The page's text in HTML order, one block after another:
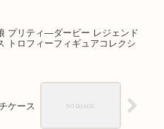
プリティ―ダービー レジェンド
トロフィーフィギュアコレクシ
ケース